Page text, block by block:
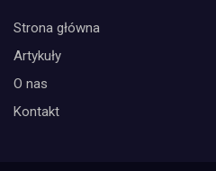
Strona główna
Artykuły
O nas
Kontakt